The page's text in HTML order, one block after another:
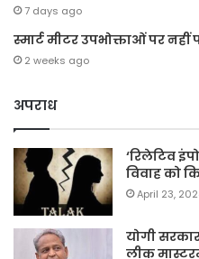
7 days ago
स्मार्ट मीटर उपभोक्ताओं पर
2 weeks ago
अपराध
‘रिलेटिव
विवाह को
April 23,
योगी
लीक